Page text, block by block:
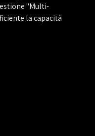
"Multi-
la capacità